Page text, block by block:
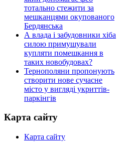
тотально стежити за
мешканцями окупованого
Бердянська
А влада і забудовники хіба
силою примушували
купляти помешкання в
таких новобудовах?
Тернополяни пропонують
створити нове сучасне
місто у вигляді укриттів-
паркінгів
Карта сайту
Карта сайту